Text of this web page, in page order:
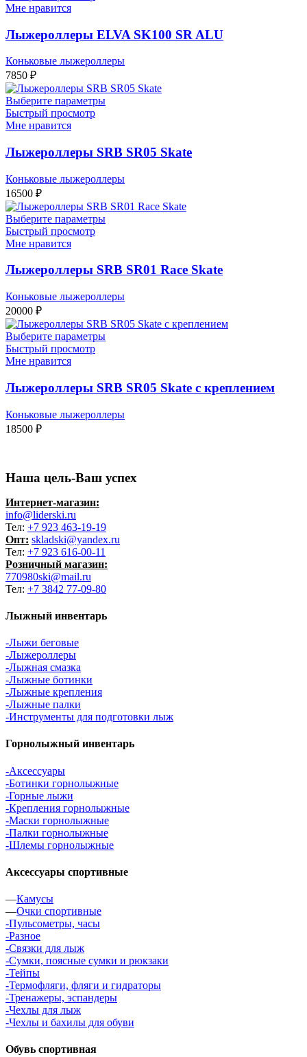
Мне нравится
Лыжероллеры ELVA SK100 SR ALU
Коньковые лыжероллеры
7850 ₽
Выберите параметры
Быстрый просмотр
Мне нравится
Лыжероллеры SRB SR05 Skate
Коньковые лыжероллеры
16500 ₽
Выберите параметры
Быстрый просмотр
Мне нравится
Лыжероллеры SRB SR01 Race Skate
Коньковые лыжероллеры
20000 ₽
Выберите параметры
Быстрый просмотр
Мне нравится
Лыжероллеры SRB SR05 Skate с креплением
Коньковые лыжероллеры
18500 ₽
Наша цель-Ваш успех
Интернет-магазин:
info@liderski.ru
Тел: +7 923 463-19-19
Опт: skladski@yandex.ru
Тел: +7 923 616-00-11
Розничный магазин:
770980ski@mail.ru
Тел: +7 3842 77-09-80
Лыжный инвентарь
-Лыжи беговые
-Лыжероллеры
-Лыжная смазка
-Лыжные ботинки
-Лыжные крепления
-Лыжные палки
-Инструменты для подготовки лыж
Горнолыжный инвентарь
-Аксессуары
-Ботинки горнолыжные
-Горные лыжи
-Крепления горнолыжные
-Маски горнолыжные
-Палки горнолыжные
-Шлемы горнолыжные
Аксессуары спортивные
—Камусы
—Очки спортивные
-Пульсометры, часы
-Разное
-Связки для лыж
-Сумки, поясные сумки и рюкзаки
-Тейпы
-Термофляги, фляги и гидраторы
-Тренажеры, эспандеры
-Чехлы для лыж
-Чехлы и бахилы для обуви
Обувь спортивная